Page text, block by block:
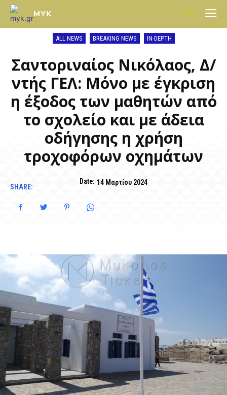
MYK
ALL NEWS BREAKING NEWS IN-DEPTH
Σαντοριναίος Νικόλαος, Δ/
ντής ΓΕΛ: Μόνο με έγκριση
η έξοδος των μαθητών από
το σχολείο και με άδεια
οδήγησης η χρήση
τροχοφόρων οχημάτων
Date: 14 Μαρτίου 2024
SHARE: